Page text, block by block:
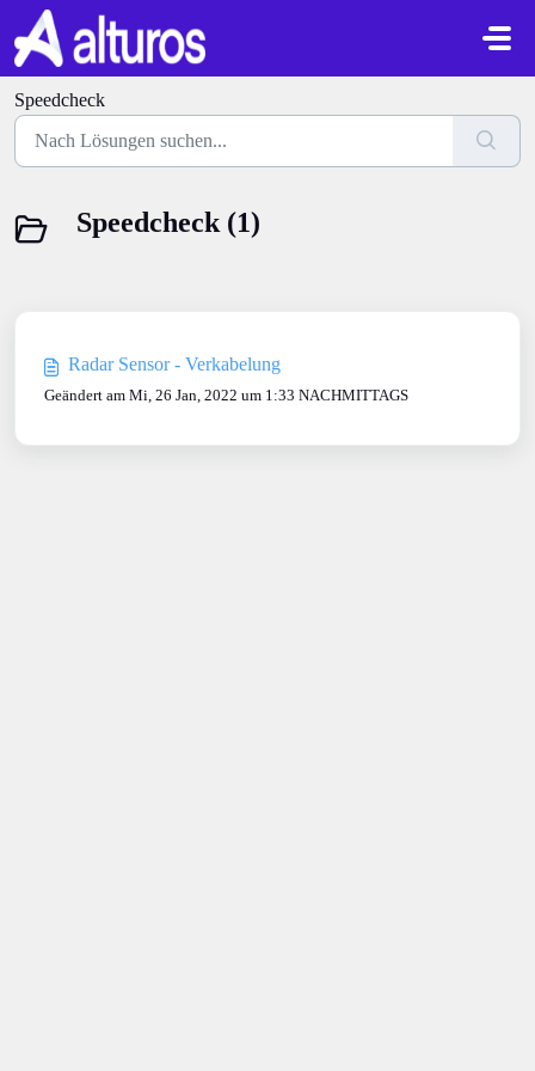
Zum hauptsächlichen Inhalt gehen
Speedcheck
Speedcheck (1)
Radar Sensor - Verkabelung
Geändert am Mi, 26 Jan, 2022 um 1:33 NACHMITTAGS